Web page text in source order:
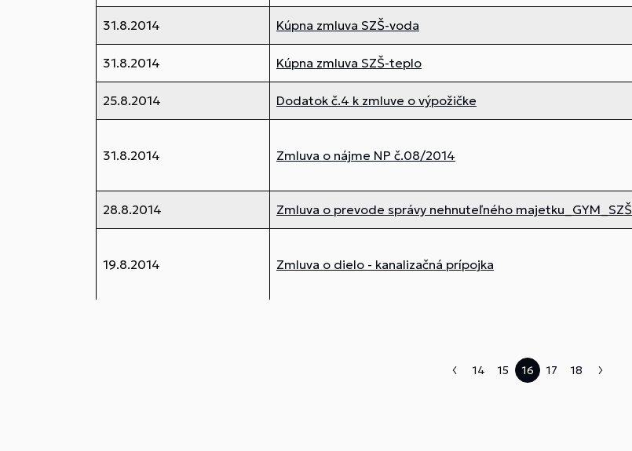
31.8.2014 Kúpna zmluva SZŠ-voda
31.8.2014 Kúpna zmluva SZŠ-teplo
25.8.2014 Dodatok č.4 k zmluve o výpožičke
31.8.2014 Zmluva o nájme NP č.08/2014
28.8.2014 Zmluva o prevode správy nehnuteľného majetku_GYM_SZŠ
19.8.2014 Zmluva o dielo - kanalizačná prípojka
14 15 16 17 18